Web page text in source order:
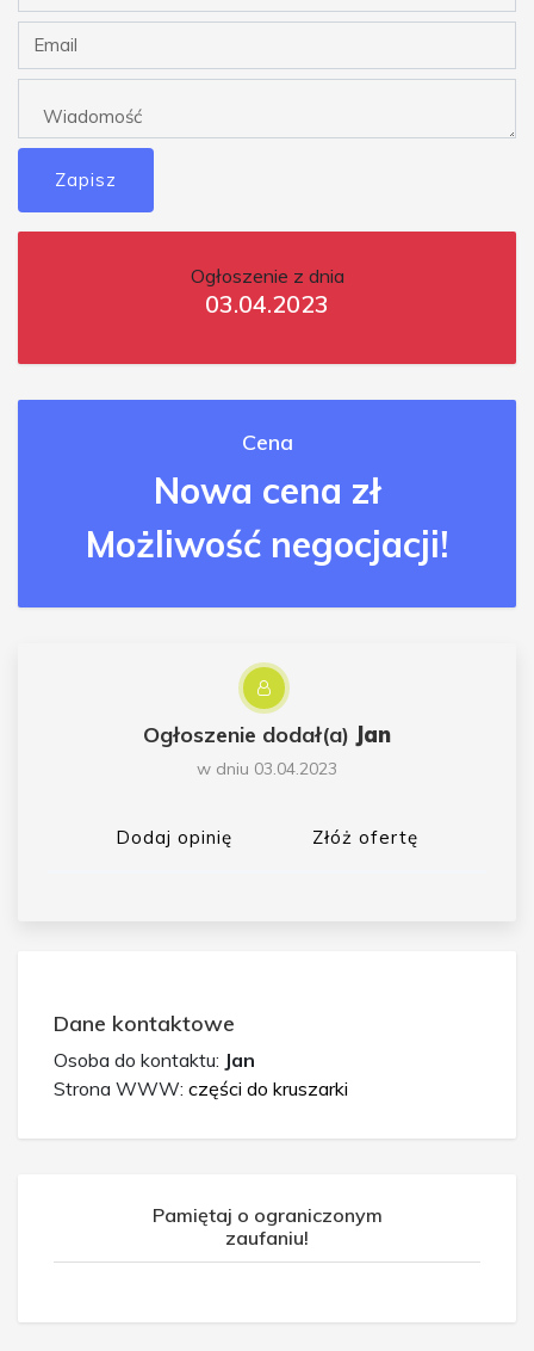
Zapisz
Ogłoszenie z dnia
03.04.2023
Cena
Nowa cena zł
Możliwość negocjacji!
Ogłoszenie dodał(a) Jan
w dniu 03.04.2023
Dodaj opinię Złóż ofertę
Dane kontaktowe
Osoba do kontaktu: Jan
Strona WWW: części do kruszarki
Pamiętaj o ograniczonym
zaufaniu!